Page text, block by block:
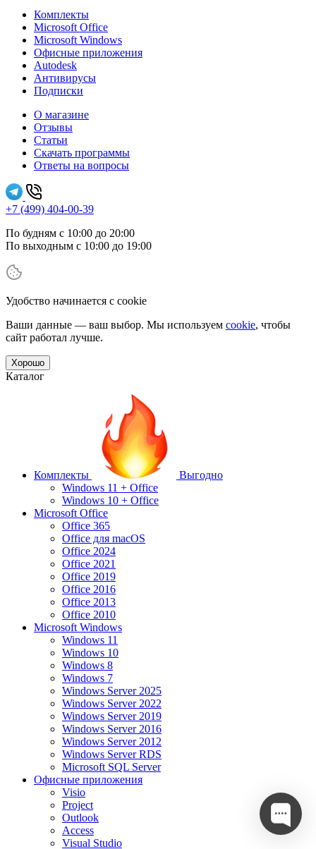
Комплекты
Microsoft Office
Microsoft Windows
Офисные приложения
Autodesk
Антивирусы
Подписки
О магазине
Отзывы
Статьи
Скачать программы
Ответы на вопросы
+7 (499) 404-00-39
По будням с 10:00 до 20:00
По выходным с 10:00 до 19:00
Удобство начинается с cookie
Ваши данные — ваш выбор. Мы используем cookie, чтобы
сайт работал лучше.
Хорошо
Каталог
Комплекты
Выгодно
Windows 11 + Office
Windows 10 + Office
Microsoft Office
Office 365
Office для macOS
Office 2024
Office 2021
Office 2019
Office 2016
Office 2013
Office 2010
Microsoft Windows
Windows 11
Windows 10
Windows 8
Windows 7
Windows Server 2025
Windows Server 2022
Windows Server 2019
Windows Server 2016
Windows Server 2012
Windows Server RDS
Microsoft SQL Server
Офисные приложения
Visio
Project
Outlook
Access
Visual Studio